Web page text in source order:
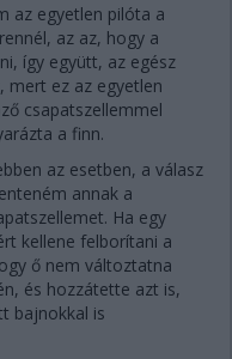
az egyetlen pilóta a
az az, hogy a
így együtt, az egész
mert ez az egyetlen
csapatszellemmel
a finn.
az esetben, a válasz
annak a
Ha egy
kellene felborítani a
ő nem változtatna
és hozzátette azt is,
bajnokkal is